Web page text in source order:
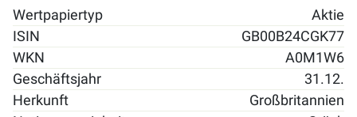
Wertpapiertyp
Aktie
ISIN
GB00B24CGK77
WKN
A0M1W6
Geschäftsjahr
31.12.
Herkunft
Großbritannien